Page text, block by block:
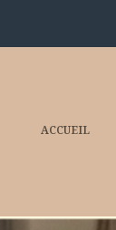
ACCUEIL